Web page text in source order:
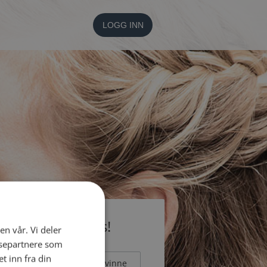
LOGG INN
medlem gratis!
Mann Kvinne
vår. Vi deler
som
inn fra din